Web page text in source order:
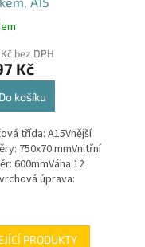
bez DPH
Kč
Do košíku
třída: A15Vnější
750x70 mmVnitřní
600mmVáha:12
úprava:
2 šrouby pro...
PRODUKTY